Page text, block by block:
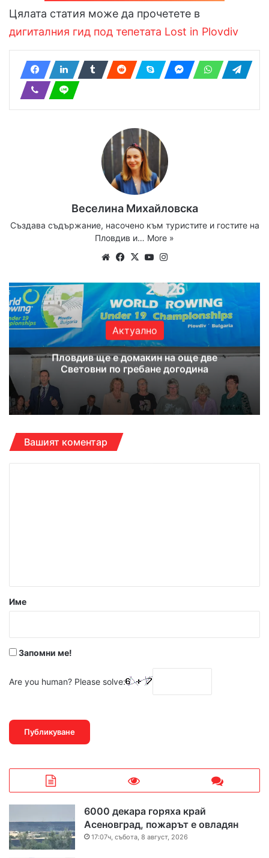
Цялата статия може да прочетете в
дигиталния гид под тепетата Lost in Plovdiv
Веселина Михайловска
Създава съдържание, насочено към туристите и гостите на
Пловдив и… More »
WebsiteFacebook
X YouTube
Актуално
Пловдив ще е домакин на още две
Световни по гребане догодина
Вашият коментар
р
Име
Запомни ме!
Are you human? Please solve:
6000 декара горяха край
Асеновград, пожарът е овладян
17:07ч, събота, 8 август, 2026